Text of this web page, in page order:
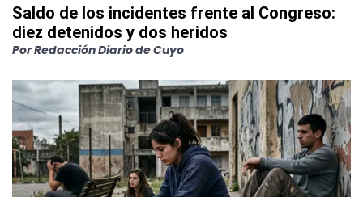
Saldo de los incidentes frente al Congreso:
diez detenidos y dos heridos
PorRedacción Diario de Cuyo